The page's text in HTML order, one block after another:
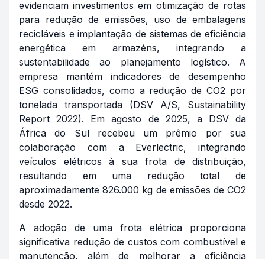
evidenciam investimentos em otimização de rotas
para redução de emissões, uso de embalagens
recicláveis e implantação de sistemas de eficiência
energética em armazéns, integrando a
sustentabilidade ao planejamento logístico. A
empresa mantém indicadores de desempenho
ESG consolidados, como a redução de CO2 por
tonelada transportada (DSV A/S, Sustainability
Report 2022). Em agosto de 2025, a DSV da
África do Sul recebeu um prêmio por sua
colaboração com a Everlectric, integrando
veículos elétricos à sua frota de distribuição,
resultando em uma redução total de
aproximadamente 826.000 kg de emissões de CO2
desde 2022.
A adoção de uma frota elétrica proporciona
significativa redução de custos com combustível e
manutenção, além de melhorar a eficiência